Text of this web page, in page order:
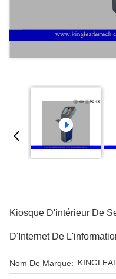
Kiosque D'intérieur De
D'Internet De
Nom De Marque: